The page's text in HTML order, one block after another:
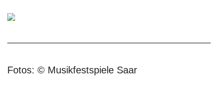
Fotos: © Musikfestspiele Saar